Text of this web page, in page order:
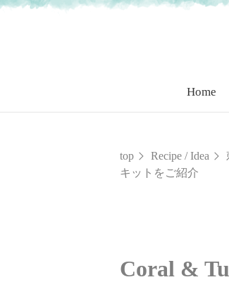
Home
top Recipe / Idea
キットをご紹介
Coral &